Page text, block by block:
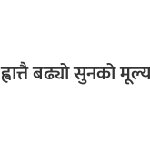
ह्वात्तै बढ्यो सुनको